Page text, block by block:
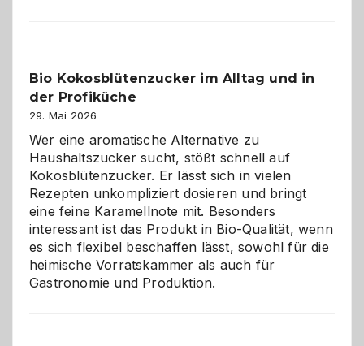
Gefahr
für
Hunde
im
eigenen
Zuhause
Bio Kokosblütenzucker im Alltag und in
der Profiküche
29. Mai 2026
Wer eine aromatische Alternative zu
Haushaltszucker sucht, stößt schnell auf
Kokosblütenzucker. Er lässt sich in vielen
Rezepten unkompliziert dosieren und bringt
eine feine Karamellnote mit. Besonders
interessant ist das Produkt in Bio-Qualität, wenn
es sich flexibel beschaffen lässt, sowohl für die
heimische Vorratskammer als auch für
Gastronomie und Produktion.